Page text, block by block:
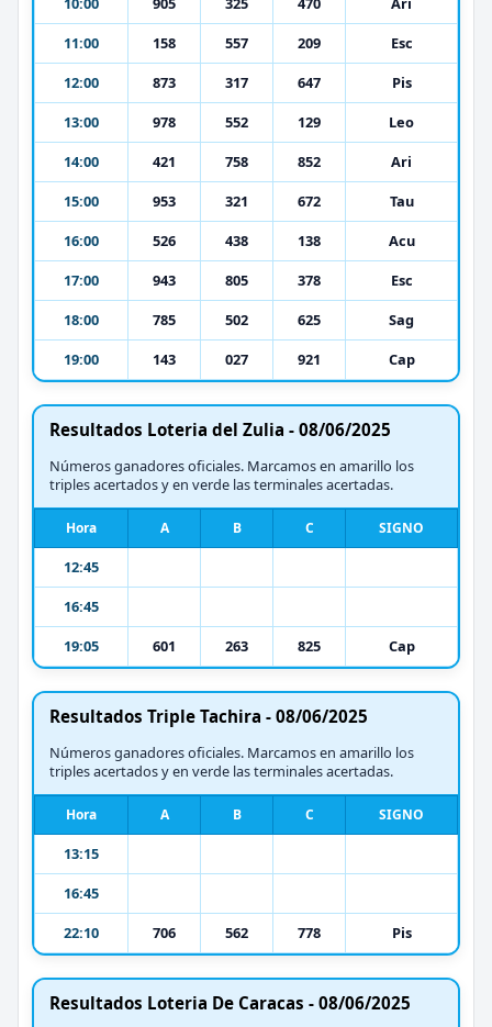
11:00
158 557 209
Esc
12:00
873 317 647
Pis
13:00
978 552 129
Leo
14:00
421 758 852
Ari
15:00
953 321 672
Tau
16:00
526 438 138
Acu
17:00
943 805 378
Esc
18:00
785 502 625
Sag
19:00
143 027 921 Cap
Resultados Loteria del Zulia - 08/06/2025
Números ganadores oficiales. Marcamos en amarillo los
triples acertados y en verde las terminales acertadas.
Hora A B C SIGNO
12:45
16:45
19:05
601 263 825 Cap
Resultados Triple Tachira - 08/06/2025
Números ganadores oficiales. Marcamos en amarillo los
triples acertados y en verde las terminales acertadas.
Hora A B C SIGNO
13:15
16:45
22:10
706 562 778 Pis
Resultados Loteria De Caracas - 08/06/2025